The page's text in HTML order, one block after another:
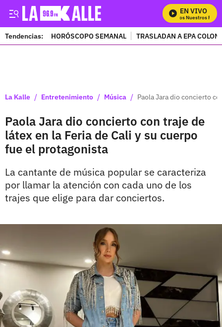
EN VIVO
Mira Todos Nuestros
Tendencias: HORÓSCOPO SEMANAL TRASLADAN A EPA
La Kalle / Entretenimiento / Música / Paola Jara dio concierto
Paola Jara dio concierto con traje de
látex en la Feria de Cali y su cuerpo
fue el protagonista
La cantante de música popular se caracteriza
por llamar la atención con cada uno de los
trajes que elige para dar conciertos.